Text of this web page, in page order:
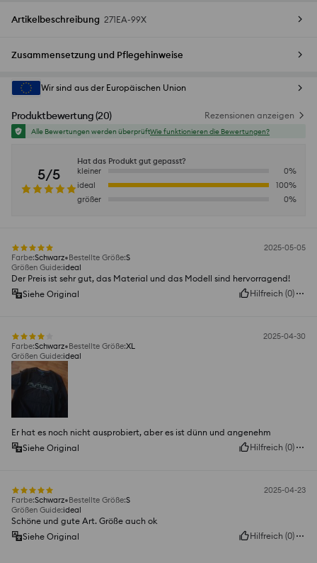
Artikelbeschreibung 271EA-99X
Zusammensetzung und Pflegehinweise
Wir sind aus der Europäischen Union
Produktbewertung(20) Rezensionen anzeigen
Alle Bewertungen werden überprüftWie funktionieren die Bewertungen?
5/5
Hat das Produkt gut gepasst?
kleiner
0%
ideal
100%
größer
0%
2025-05-05
Farbe:Schwarz Bestellte Größe:S
Größen Guide:ideal
Der Preis ist sehr gut, das Material und das Modell sind hervorragend!
Siehe Original
Hilfreich (0)
2025-04-30
Farbe:Schwarz Bestellte Größe:XL
Größen Guide:ideal
Er hat es noch nicht ausprobiert, aber es ist dünn und angenehm
Siehe Original
Hilfreich (0)
2025-04-23
Farbe:Schwarz Bestellte Größe:S
Größen Guide:ideal
Schöne und gute Art. Größe auch ok
Siehe Original
Hilfreich (0)